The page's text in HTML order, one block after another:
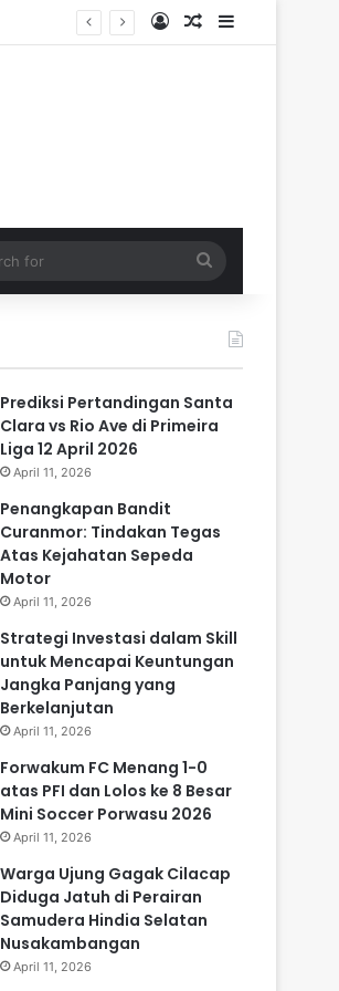
Log InRandom Article
Sidebar
for
Prediksi Pertandingan Santa
Clara vs Rio Ave di Primeira
Liga 12 April 2026
April 11, 2026
Penangkapan Bandit
Curanmor: Tindakan Tegas
Atas Kejahatan Sepeda
Motor
April 11, 2026
Strategi Investasi dalam Skill
untuk Mencapai Keuntungan
Jangka Panjang yang
Berkelanjutan
April 11, 2026
Forwakum FC Menang 1-0
atas PFI dan Lolos ke 8 Besar
Mini Soccer Porwasu 2026
April 11, 2026
Warga Ujung Gagak Cilacap
Diduga Jatuh di Perairan
Samudera Hindia Selatan
Nusakambangan
April 11, 2026